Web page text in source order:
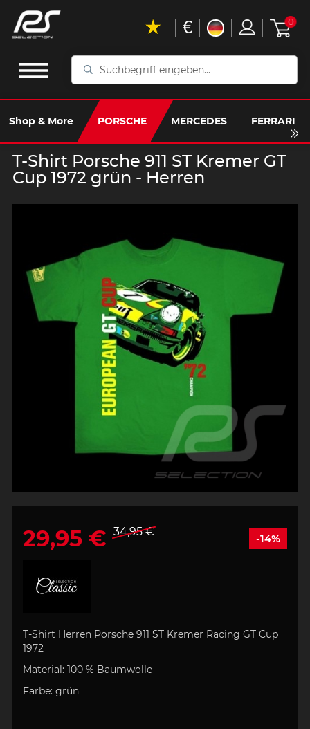
Suchbegriff
Shop & More PORSCHE MERCEDES FERRARI
€ 0
T-Shirt Porsche 911 ST Kremer GT
Cup 1972 grün - Herren
29,95 € 34,95 € -14%
T-Shirt Herren Porsche 911 ST Kremer Racing GT Cup
1972
Material: 100 % Baumwolle
Farbe: grün